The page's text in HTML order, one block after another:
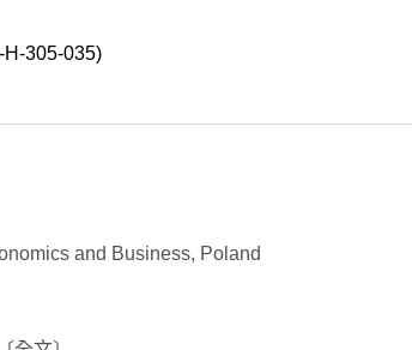
305-035)
and Business, Poland